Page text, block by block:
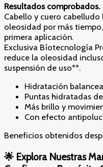
Resultados comprobados.
Cabello y cuero
oleosidad por más
primera aplicación.
Exclusiva Bíotecnología
reduce la oleosidad
suspensión de uso**.
Hidratación
Puntas hidratadas
Más brillo y
Con efecto
Beneficios obtenidos
🌟 Explora Nuestras